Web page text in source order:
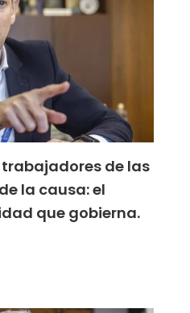
de las
la causa: el
que gobierna.